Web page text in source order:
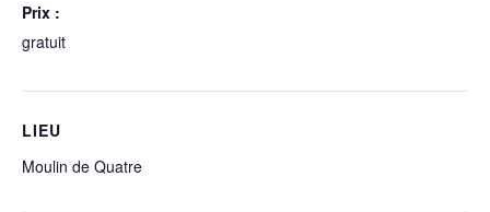
Prix :
gratuit
LIEU
Moulin de Quatre